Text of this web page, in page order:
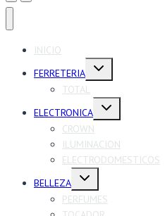
INICIO
FERRETERIA
Alternar
TOTAL
ELECTRONICA
Alternar
CROWN
ILUMINACION
ELECTRODOMESTICOS
BELLEZA
Alternar
hijo
PERFUMES